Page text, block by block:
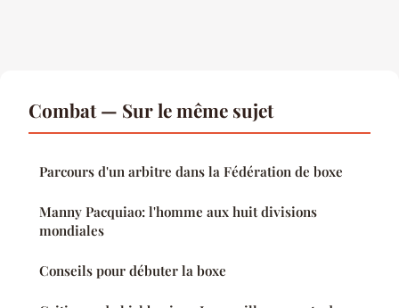
Combat — Sur le même sujet
Parcours d'un arbitre dans la Fédération de boxe
Manny Pacquiao: l'homme aux huit divisions
mondiales
Conseils pour débuter la boxe